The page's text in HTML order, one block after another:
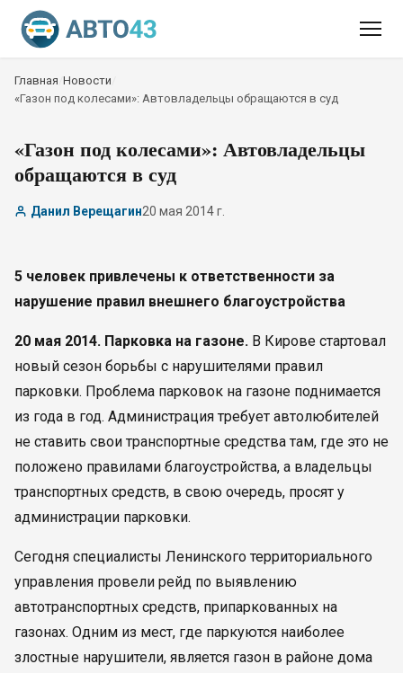
Главная Новости
«Газон под колесами»: Автовладельцы обращаются в суд
«Газон под колесами»: Автовладельцы
обращаются в суд
Данил Верещагин20 мая 2014 г.
5 человек привлечены к ответственности за
нарушение правил внешнего благоустройства
20 мая 2014. Парковка на газоне. В Кирове стартовал
новый сезон борьбы с нарушителями правил
парковки. Проблема парковок на газоне поднимается
из года в год. Администрация требует автолюбителей
не ставить свои транспортные средства там, где это не
положено правилами благоустройства, а владельцы
транспортных средств, в свою очередь, просят у
администрации парковки.
Сегодня специалисты Ленинского территориального
управления провели рейд по выявлению
автотранспортных средств, припаркованных на
газонах. Одним из мест, где паркуются наиболее
злостные нарушители, является газон в районе дома